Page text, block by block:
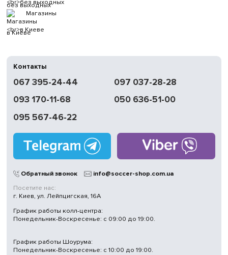
без выходных
Магазины
в Киеве
Контакты
067 395-24-44
097 037-28-28
093 170-11-68
050 636-51-00
095 567-46-22
Обратный звонок
info@soccer-shop.com.ua
Посетите нас:
г. Киев, ул. Лейпцигская, 16А
График работы колл-центра:
Понедельник-Воскресенье: с 09:00 до 19:00.
График работы Шоурума:
Понедельник-Воскресенье: с 10:00 до 19:00.